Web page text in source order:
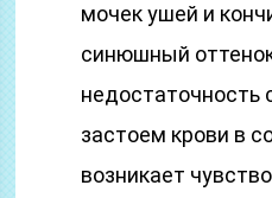
мочек ушей и
синюшный
недостаточность
застоем крови в
возникает